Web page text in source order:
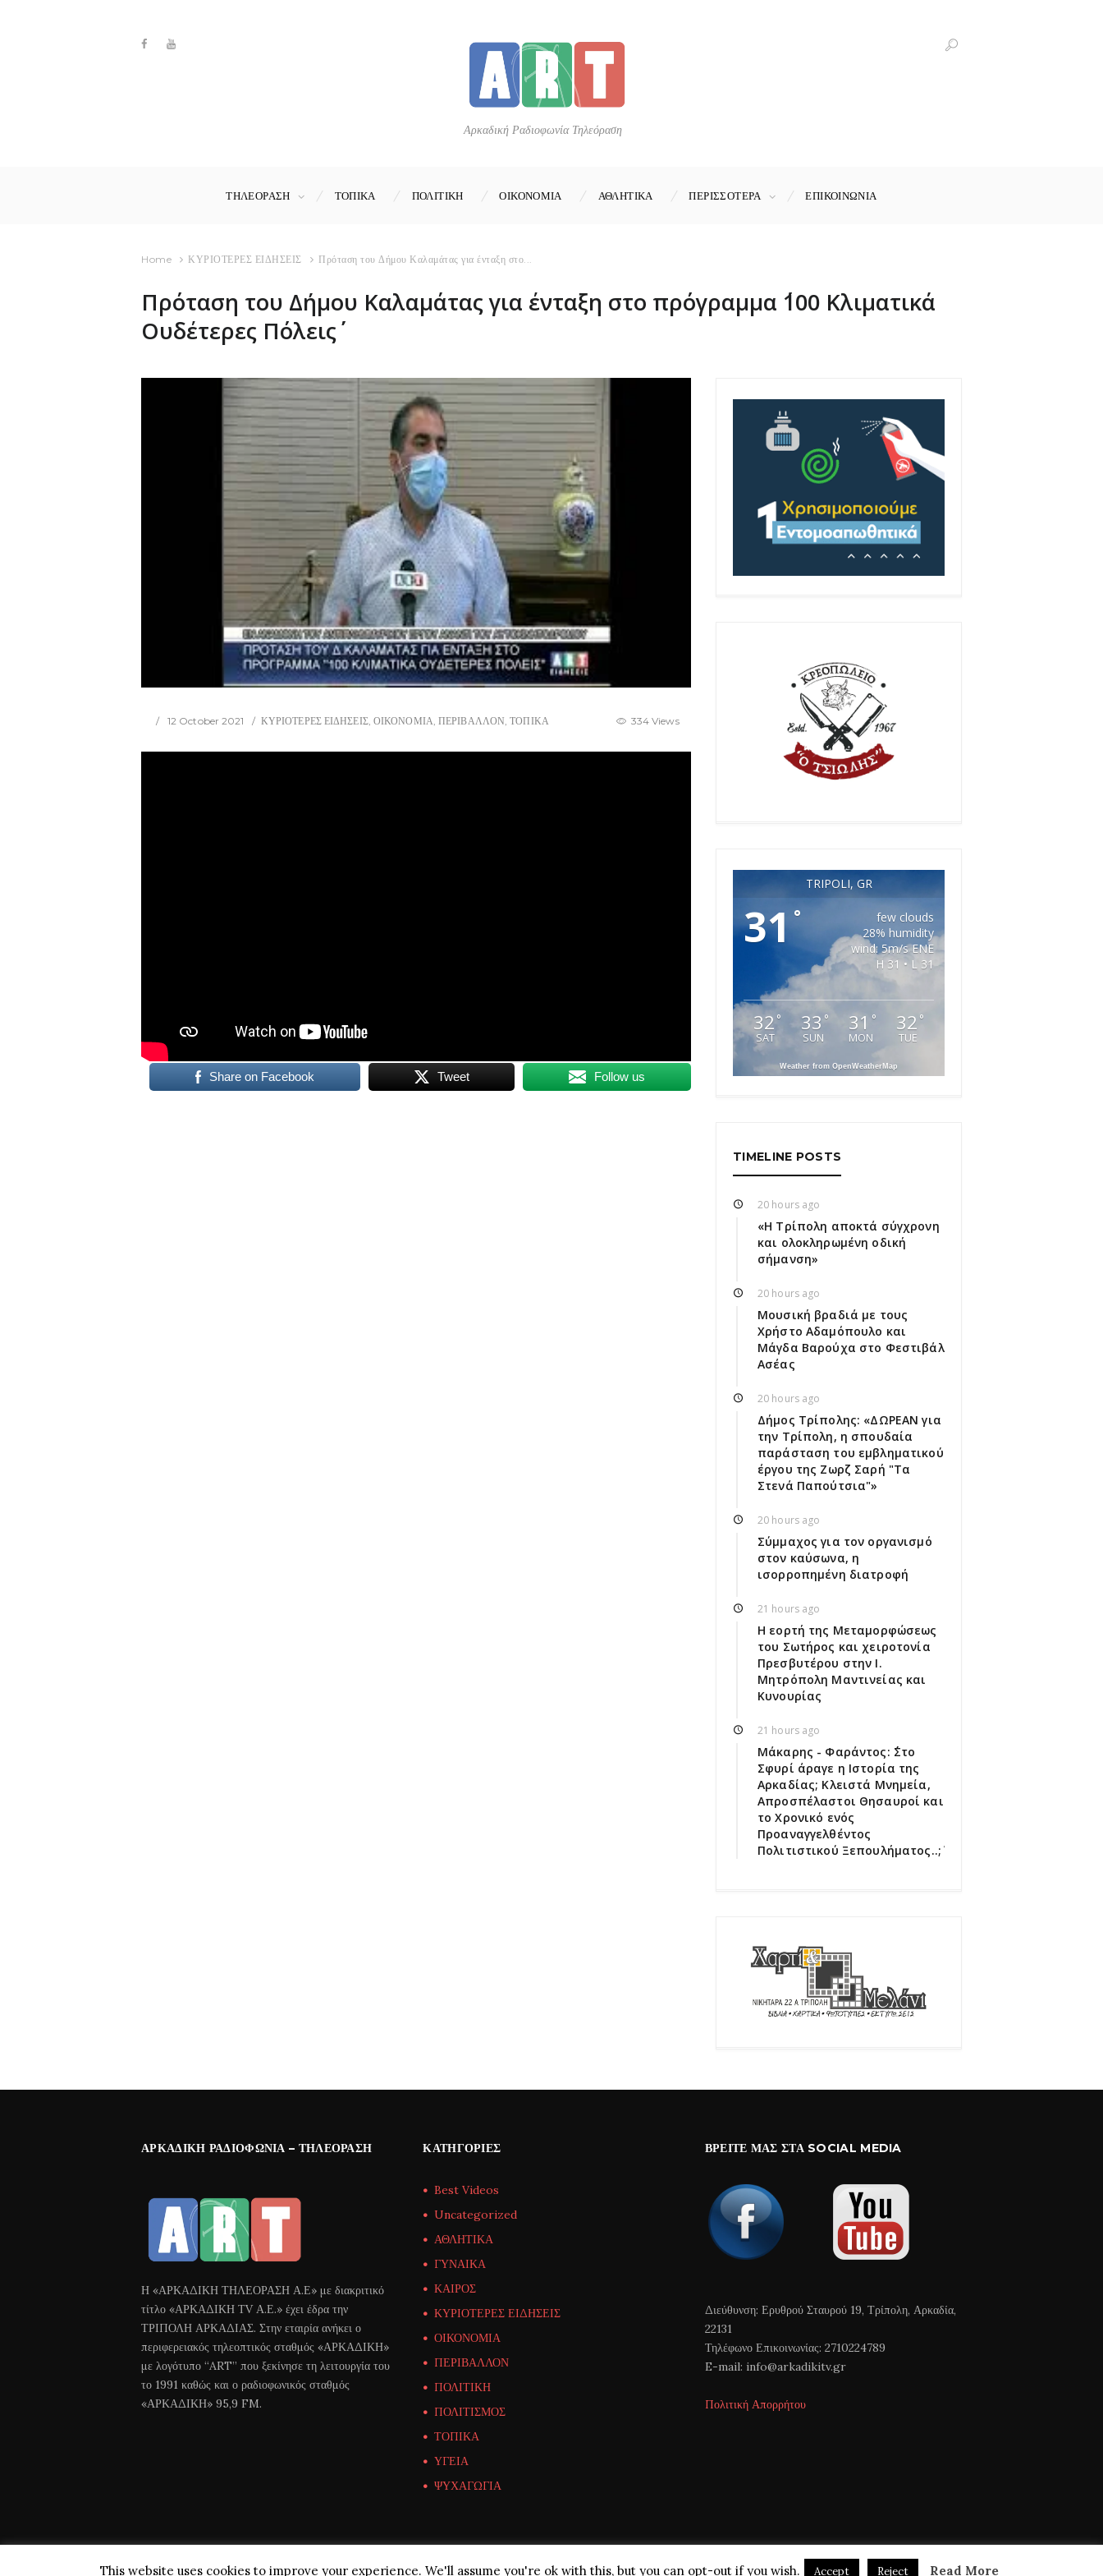
Αρκαδική Ραδιοφωνία Τηλεόραση
ΤΗΛΕΟΡΑΣΗ ΤΟΠΙΚΑ ΠΟΛΙΤΙΚΗ ΟΙΚΟΝΟΜΙΑ ΑΘΛΗΤΙΚΑ ΠΕΡΙΣΣΟΤΕΡΑ ΕΠΙΚΟΙΝΩΝΊΑ
Home ΚΥΡΙΟΤΕΡΕΣ ΕΙΔΗΣΕΙΣ Πρόταση του Δήμου Καλαμάτας για ένταξη στο...
Πρόταση του Δήμου Καλαμάτας για ένταξη στο πρόγραμμα ΄΄100 Κλιματικά
Ουδέτερες Πόλεις΄΄
12 October 2021 ΚΥΡΙΟΤΕΡΕΣ ΕΙΔΗΣΕΙΣ, ΟΙΚΟΝΟΜΙΑ,ΠΕΡΙΒΑΛΛΟΝ,ΤΟΠΙΚΑ 334 Views
Share on Facebook Tweet Follow us
TRIPOLI, GR
31°
few clouds
28% humidity
wind: 5m/s ENE
H 31 • L 31
32 °
SAT
33 °
SUN
31 °
MON
32 °
TUE
Weather from OpenWeatherMap
TIMELINE POSTS
20 hours ago
«Η Τρίπολη αποκτά σύγχρονη
και ολοκληρωμένη οδική
σήμανση»
20 hours ago
Μουσική βραδιά με τους
Χρήστο Αδαμόπουλο και
Μάγδα Βαρούχα στο Φεστιβάλ
Ασέας
20 hours ago
Δήμος Τρίπολης: «ΔΩΡΕΑΝ για
την Τρίπολη, η σπουδαία
παράσταση του εμβληματικού
έργου της Ζωρζ Σαρή "Τα
Στενά Παπούτσια"»
20 hours ago
Σύμμαχος για τον οργανισμό
στον καύσωνα, η
ισορροπημένη διατροφή
21 hours ago
Η εορτή της Μεταμορφώσεως
του Σωτήρος και χειροτονία
Πρεσβυτέρου στην Ι.
Μητρόπολη Μαντινείας και
Κυνουρίας
21 hours ago
Μάκαρης - Φαράντος: ΄΄Στο
Σφυρί άραγε η Ιστορία της
Αρκαδίας; Κλειστά Μνημεία,
Απροσπέλαστοι Θησαυροί και
το Χρονικό ενός
Προαναγγελθέντος
Πολιτιστικού Ξεπουλήματος..;΄΄
ΑΡΚΑΔΙΚΉ ΡΑΔΙΟΦΩΝΊΑ – ΤΗΛΕΌΡΑΣΗ
Η «ΑΡΚΑΔΙΚΗ ΤΗΛΕΟΡΑΣΗ Α.Ε» με διακριτικό
τίτλο «ΑΡΚΑΔΙΚΗ ΤV Α.Ε.» έχει έδρα την
ΤΡΙΠΟΛΗ ΑΡΚΑΔΙΑΣ. Στην εταιρία ανήκει ο
περιφερειακός τηλεοπτικός σταθμός «ΑΡΚΑΔΙΚΗ»
με λογότυπο “ART” που ξεκίνησε τη λειτουργία του
το 1991 καθώς και ο ραδιοφωνικός σταθμός
«ΑΡΚΑΔΙΚΗ» 95,9 FM.
ΚΑΤΗΓΟΡΊΕΣ
Best Videos
Uncategorized
ΑΘΛΗΤΙΚΑ
ΓΥΝΑΙΚΑ
ΚΑΙΡΟΣ
ΚΥΡΙΟΤΕΡΕΣ ΕΙΔΗΣΕΙΣ
ΟΙΚΟΝΟΜΙΑ
ΠΕΡΙΒΑΛΛΟΝ
ΠΟΛΙΤΙΚΗ
ΠΟΛΙΤΙΣΜΟΣ
ΤΟΠΙΚΑ
ΥΓΕΙΑ
ΨΥΧΑΓΩΓΙΑ
ΒΡΕΊΤΕ ΜΑΣ ΣΤΑ SOCIAL MEDIA
Διεύθυνση: Ερυθρού Σταυρού 19, Τρίπολη, Αρκαδία,
22131
Τηλέφωνο Επικοινωνίας: 2710224789
E-mail: info@arkadikitv.gr
Πολιτική Απορρήτου
This website uses cookies to improve your experience. We'll assume you're ok with this, but you can opt-out if you wish. Accept Reject Read More